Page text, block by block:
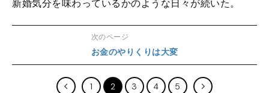
新婚気分を味わっているかのような日々が続いた。
次のページ
お金のやりくりは大変
1 2 3 4 5